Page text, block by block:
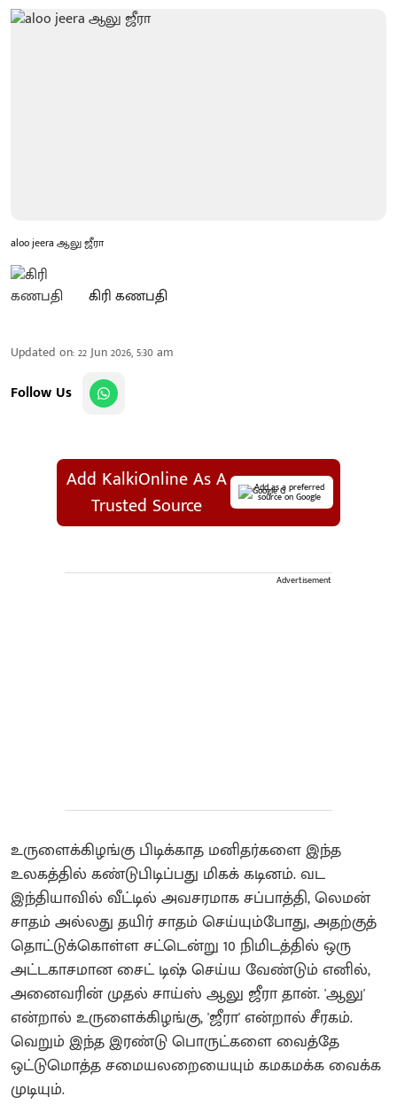
aloo jeera ஆலு ஜீரா
கிரி கணபதி
Updated on:22 Jun 2026, 5:30 am
Follow Us
Add KalkiOnline As A
Trusted Source
Add as a preferred
source on Google
Advertisement
உருளைக்கிழங்கு பிடிக்காத மனிதர்களை இந்த
உலகத்தில் கண்டுபிடிப்பது மிகக் கடினம். வட
இந்தியாவில் வீட்டில் அவசரமாக சப்பாத்தி, லெமன்
சாதம் அல்லது தயிர் சாதம் செய்யும்போது, அதற்குத்
தொட்டுக்கொள்ள சட்டென்று 10 நிமிடத்தில் ஒரு
அட்டகாசமான சைட் டிஷ் செய்ய வேண்டும் எனில்,
அனைவரின் முதல் சாய்ஸ் ஆலு ஜீரா தான். 'ஆலு'
என்றால் உருளைக்கிழங்கு, 'ஜீரா' என்றால் சீரகம்.
வெறும் இந்த இரண்டு பொருட்களை வைத்தே
ஒட்டுமொத்த சமையலறையையும் கமகமக்க வைக்க
முடியும்.